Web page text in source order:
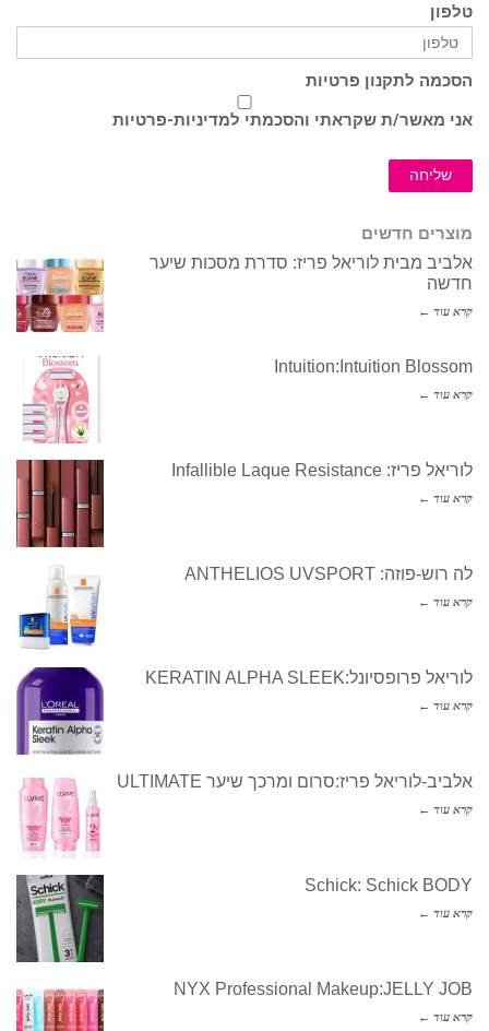
טלפון
הסכמה לתקנון פרטיות
אני מאשר/ת שקראתי והסכמתי למדיניות-פרטיות
שליחה
מוצרים חדשים
אלביב מבית לוריאל פריז: סדרת מסכות שיער
חדשה
קרא עוד ←
Intuition:Intuition Blossom
קרא עוד ←
לוריאל פריז: Infallible Laque Resistance
קרא עוד ←
לה רוש-פוזה: ANTHELIOS UVSPORT
קרא עוד ←
לוריאל פרופסיונל:KERATIN ALPHA SLEEK
קרא עוד ←
אלביב-לוריאל פריז:סרום ומרכך שיער ULTIMATE
קרא עוד ←
Schick: Schick BODY
קרא עוד ←
NYX Professional Makeup:JELLY JOB
קרא עוד ←